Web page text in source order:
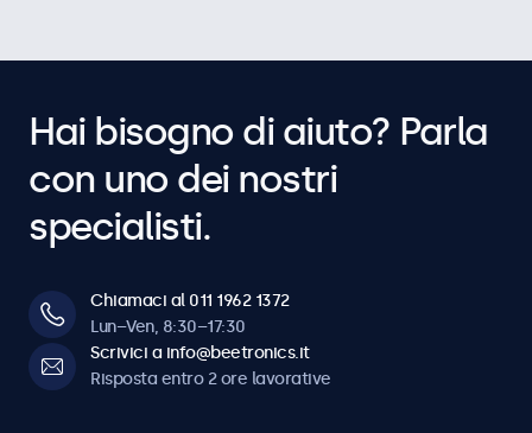
Hai bisogno di aiuto? Parla
con uno dei nostri
specialisti.
Chiamaci al 011 1962 1372
Lun–Ven, 8:30–17:30
Scrivici a info@beetronics.it
Risposta entro 2 ore lavorative